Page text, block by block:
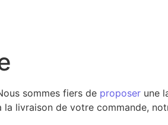
sommes fiers de proposer une
la livraison de votre commande,